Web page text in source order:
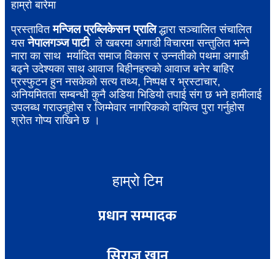
हाम्रो बारेमा
प्रस्तावितमन्जिल प्रब्लिकेसन प्रालिद्धारा सञ्चालित संचालित
यसनेपालगञ्ज पाटीले खबरमा अगाडी विचारमा सन्तुलित भन्ने
नारा का साथ मर्यादित समाज विकास र उन्नतीको पथमा अगाडी
बढ्ने उदेश्यका साथ आवाज बिहीनहरुको आवाज बनेर बाहिर
प्रस्फुटन हुन नसकेको सत्य तथ्य, निष्पक्ष र भ्रस्टाचार,
अनियमितता सम्बन्धी कुनै अडिया भिडियो तपाई संग छ भने हामीलाई
उपलब्ध गराउनुहोस र जिम्मेवार नागरिकको दायित्व पुरा गर्नुहोस
श्रोत गोप्य राखिने छ ।
हाम्रो टिम
प्रधान सम्पादक